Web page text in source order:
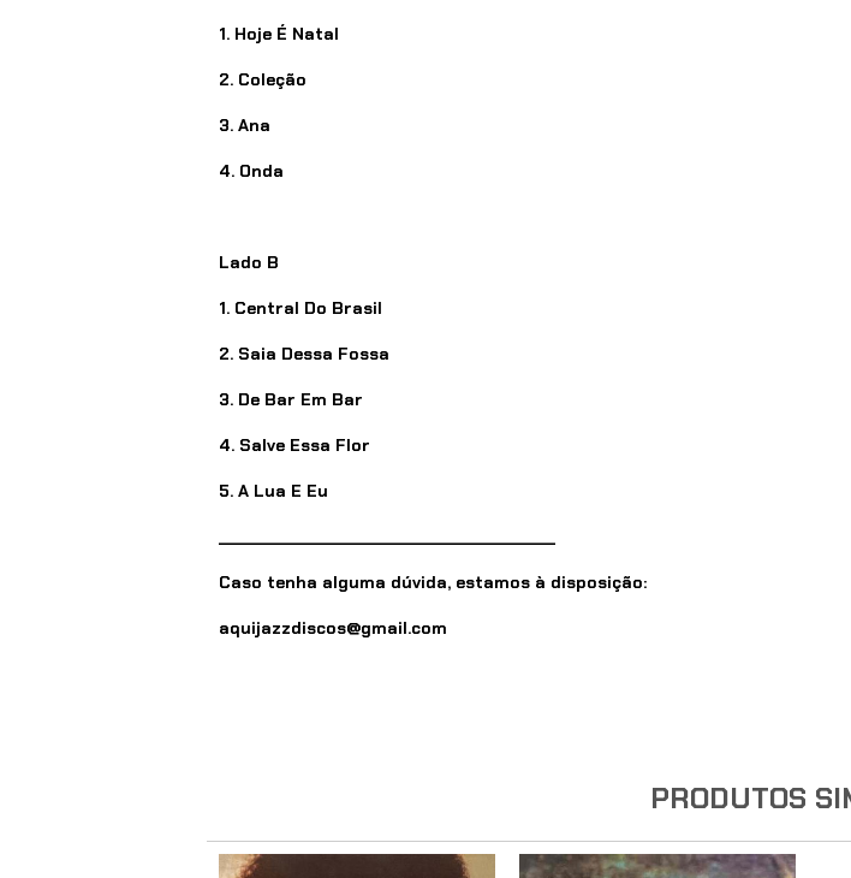
1. Hoje É Natal
2. Coleção
3. Ana
4. Onda
Lado B
1. Central Do Brasil
2. Saia Dessa Fossa
3. De Bar Em Bar
4. Salve Essa Flor
5. A Lua E Eu
Caso tenha alguma dúvida, estamos à disposição:
aquijazzdiscos@gmail.com
PRODUTOS